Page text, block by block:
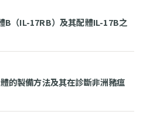
B（IL-17RB）及其配體IL-17B之
的製備方法及其在診斷非洲豬瘟